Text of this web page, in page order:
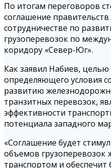
По итогам переговоров
соглашение
сотрудничестве по
грузоперевозок по
коридору «Север-Юг».
Как заявил Набиев,
определяющего условия
развитию
транзитных перевозок,
эффективности
потенциала западного
«Соглашение будет
объемов
транспортом и